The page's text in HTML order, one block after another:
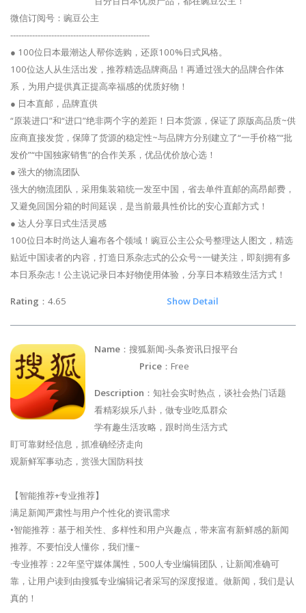
微信订阅号：豌豆公主
---------------------------------------------------
● 100位日本最潮达人帮你选购，还原100%日式风格。
100位达人从生活出发，推荐精选品牌商品！再通过强大的品牌合作体
系，为用户提供真正提高幸福感的优质好物！
● 日本直邮，品牌直供
“原装进口”和“进口”绝非两个字的差距！日本货源，保证了原版高品质~供
应商直接发货，保障了货源的稳定性~与品牌方分别建立了“一手价格”“批
发价”“中国独家销售”的合作关系，优品优价放心选！
● 强大的物流团队
强大的物流团队，采用集装箱统一发至中国，省去单件直邮的高昂邮费，
又避免回国分箱的时间延误，是当前最具性价比的安心直邮方式！
● 达人分享日式生活灵感
100位日本时尚达人遍布各个领域！豌豆公主公众号整理达人图文，精选
贴近中国读者的内容，打造日系杂志式的公众号~一键关注，即刻拥有多
本日系杂志！公主说记录日本好物使用体验，分享日本精致生活方式！
Rating ：4.65 Show Detail
Name ：搜狐新闻-头条资讯日报平台
Price ：Free
Description ：知社会实时热点，谈社会热门话题
看精彩娱乐八卦，做专业吃瓜群众
学有趣生活攻略，跟时尚生活方式
盯可靠财经信息，抓准确经济走向
观新鲜军事动态，赏强大国防科技
【智能推荐+专业推荐】
满足新闻严肃性与用户个性化的资讯需求
•智能推荐：基于相关性、多样性和用户兴趣点，带来富有新鲜感的新闻
推荐。不要怕没人懂你，我们懂~
·专业推荐：22年坚守媒体属性，500人专业编辑团队，让新闻准确可
靠，让用户读到由搜狐专业编辑记者采写的深度报道。做新闻，我们是认
真的！